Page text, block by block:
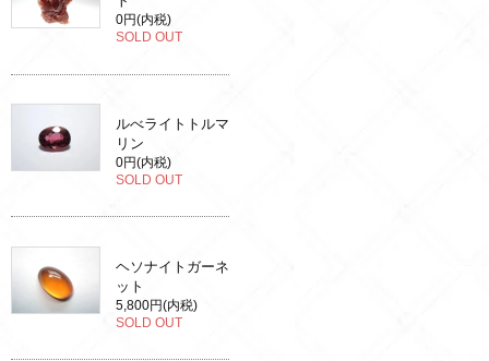
0円(内税)
SOLD OUT
ルべライトトルマ
リン
0円(内税)
SOLD OUT
ヘソナイトガーネ
ット
5,800円(内税)
SOLD OUT